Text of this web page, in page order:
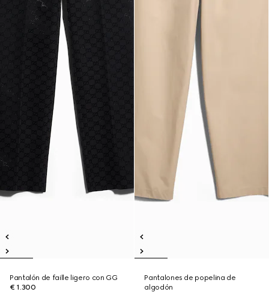
Pantalón de faille ligero con GG
€ 1.300
Pantalones de popelina de
algodón